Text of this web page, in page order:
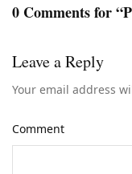
0 Comments for
Leave a Reply
Your email address
Comment